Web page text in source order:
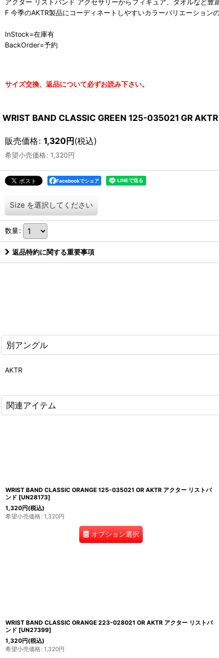
アクター リストバンド アクセサリーからフィギュア、タオルなど
F 今季のAKTR製品にコーディネートしやすいカラーバリエーショ
InStock=在庫有
BackOrder=予約
サイズ交換、返品について必ずお読み下さい。
WRIST BAND CLASSIC GREEN 125-035021 GR
販売価格: 1,320円(税込)
希望小売価格: 1,320円
Facebookでシェア
Size を選択してください
数量:
返品特約に関する重要事項
別アングル
AKTR
関連アイテム
WRIST BAND CLASSIC ORANGE 125-035021 OR AKTR アクター リストバ
ンド [UN28173]
1,320円(税込)
希望小売価格: 1,320円
オプション選択
WRIST BAND CLASSIC ORANGE 223-028021 OR AKTR アクター リストバ
ンド [UN27399]
1,320円(税込)
希望小売価格: 1,320円